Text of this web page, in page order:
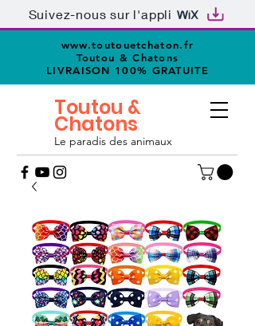
Suivez-nous sur l'appli
www.toutouetchaton.fr
Toutou & Chatons
LIVRAISON 100% GRATUITE
Le paradis des animaux
Toutou &
Chatons